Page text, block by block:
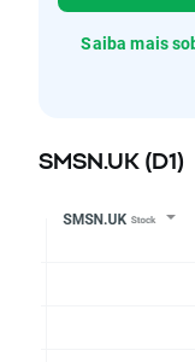
Saiba mais
SMSN.UK (D1)